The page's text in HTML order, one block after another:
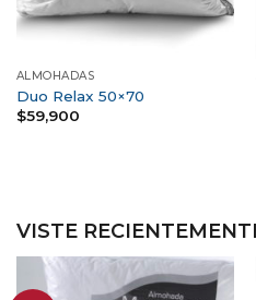
ALMOHADAS
Duo Relax 50×70
$59,900
VISTE